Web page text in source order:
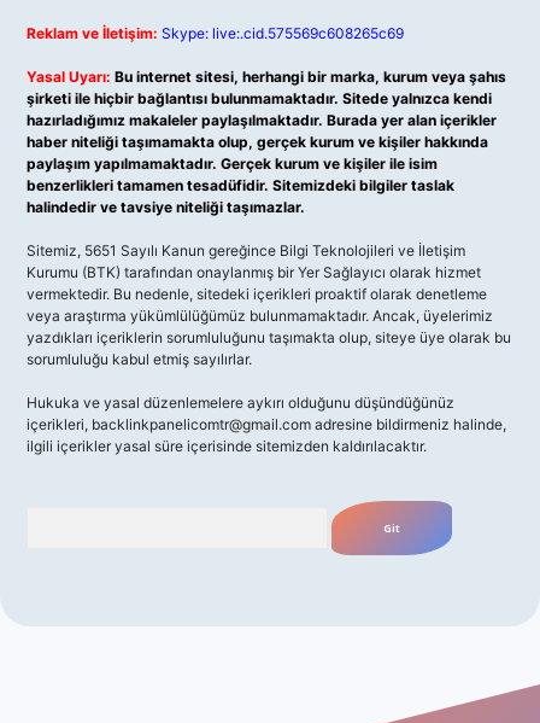
Reklam ve İletişim: Skype: live:.cid.575569c608265c69
Yasal Uyarı: Bu internet sitesi, herhangi bir marka, kurum veya şahıs
şirketi ile hiçbir bağlantısı bulunmamaktadır. Sitede yalnızca kendi
hazırladığımız makaleler paylaşılmaktadır. Burada yer alan içerikler
haber niteliği taşımamakta olup, gerçek kurum ve kişiler hakkında
paylaşım yapılmamaktadır. Gerçek kurum ve kişiler ile isim
benzerlikleri tamamen tesadüfidir. Sitemizdeki bilgiler taslak
halindedir ve tavsiye niteliği taşımazlar.
Sitemiz, 5651 Sayılı Kanun gereğince Bilgi Teknolojileri ve İletişim
Kurumu (BTK) tarafından onaylanmış bir Yer Sağlayıcı olarak hizmet
vermektedir. Bu nedenle, sitedeki içerikleri proaktif olarak denetleme
veya araştırma yükümlülüğümüz bulunmamaktadır. Ancak, üyelerimiz
yazdıkları içeriklerin sorumluluğunu taşımakta olup, siteye üye olarak bu
sorumluluğu kabul etmiş sayılırlar.
Hukuka ve yasal düzenlemelere aykırı olduğunu düşündüğünüz
içerikleri, backlinkpanelicomtr@gmail.com adresine bildirmeniz halinde,
ilgili içerikler yasal süre içerisinde sitemizden kaldırılacaktır.